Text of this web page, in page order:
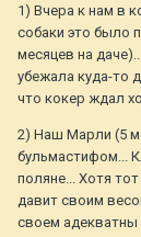
1) Вчера к нам в
собаки это было
месяцев на
убежала куда-то
что кокер ждал
2) Наш Марли (5
бульмастифом...
поляне... Хотя
давит своим
своем адекватны